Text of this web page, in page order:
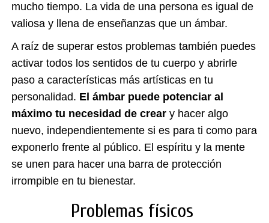
mucho tiempo. La vida de una persona es igual de
valiosa y llena de enseñanzas que un ámbar.
A raíz de superar estos problemas también puedes
activar todos los sentidos de tu cuerpo y abrirle
paso a características más artísticas en tu
personalidad. El ámbar puede potenciar al
máximo tu necesidad de crear y hacer algo
nuevo, independientemente si es para ti como para
exponerlo frente al público. El espíritu y la mente
se unen para hacer una barra de protección
irrompible en tu bienestar.
Problemas físicos